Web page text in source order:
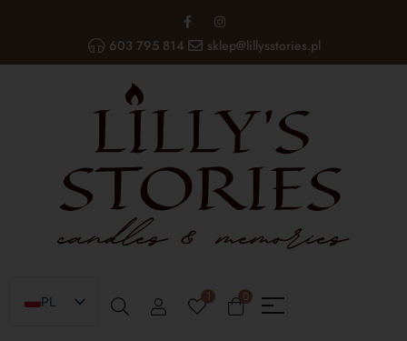
603 795 814 sklep@lillysstories.pl
PL
1 0